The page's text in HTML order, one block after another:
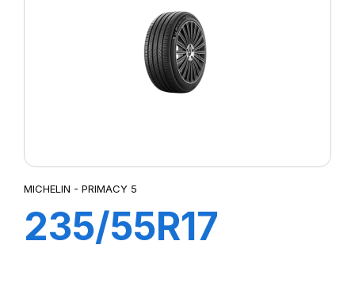
MICHELIN - PRIMACY 5
235/55R17